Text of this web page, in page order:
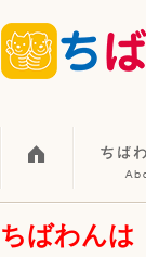
ちばわんは